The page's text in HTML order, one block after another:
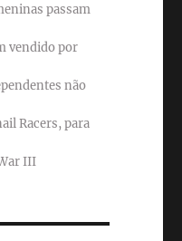
passam
vendido por
não
Racers, para
III